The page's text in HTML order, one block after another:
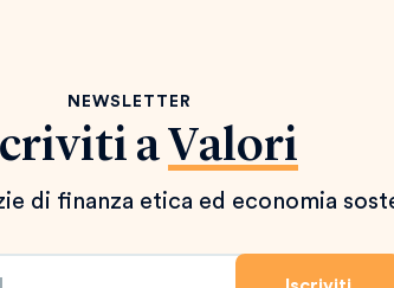
NEWSLETTER
a Valori
di finanza etica ed economia